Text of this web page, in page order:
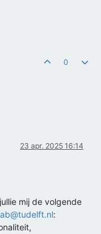
0
23 apr. 2025 16:14
mij de volgende
: